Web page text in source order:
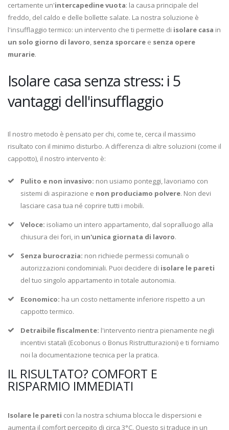
certamente un'intercapedine vuota: la causa principale del
freddo, del caldo e delle bollette salate. La nostra soluzione è
l'insufflaggio termico: un intervento che ti permette di isolare casa in
un solo giorno di lavoro, senza sporcare e senza opere
murarie.
Isolare casa senza stress: i 5
vantaggi dell'insufflaggio
Il nostro metodo è pensato per chi, come te, cerca il massimo
risultato con il minimo disturbo. A differenza di altre soluzioni (come il
cappotto), il nostro intervento è:
Pulito e non invasivo: non usiamo ponteggi, lavoriamo con
sistemi di aspirazione e non produciamo polvere. Non devi
lasciare casa tua né coprire tutti i mobili.
Veloce: isoliamo un intero appartamento, dal sopralluogo alla
chiusura dei fori, in un'unica giornata di lavoro.
Senza burocrazia: non richiede permessi comunali o
autorizzazioni condominiali. Puoi decidere di isolare le pareti
del tuo singolo appartamento in totale autonomia.
Economico: ha un costo nettamente inferiore rispetto a un
cappotto termico.
Detraibile fiscalmente: l'intervento rientra pienamente negli
incentivi statali (Ecobonus o Bonus Ristrutturazioni) e ti forniamo
noi la documentazione tecnica per la pratica.
IL RISULTATO? COMFORT E
RISPARMIO IMMEDIATI
Isolare le pareti con la nostra schiuma blocca le dispersioni e
aumenta il comfort percepito di circa 3°C. Questo si traduce in un